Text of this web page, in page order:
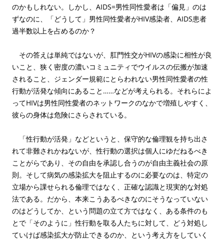
のかもしれない。しかし、AIDS=男性同性愛者は「偏見」のは
ずなのに、「どうして」男性同性愛者がHIV感染者、AIDS患者
過半数以上を占めるのか？
その答えは単純ではないが、肛門性交がHIVの感染に相性が良
いこと、狭く密度の濃いコミュニティでウイルスの伝搬が加速
されること、ジェンダー規範にとらわれない男性同性愛者の性
行動が活発な傾向にあること……などが考えられる。それらによ
ってHIVは男性同性愛者のネットワークのなかで増殖しやすく、
彼らの身体は危険にさらされている。
「性行動が活発」などというと、保守的な倫理観を持ち出さ
れて非難されかねないが、性行動の選択は個人にゆだねるべき
ことがらであり、その自由を承認し合うのが自由主義社会の原
則。そして病気の感染拡大を阻止するのに必要なのは、特定の
立場から課せられる倫理ではなく、正確な認識と現実的な対処
法である。だから、本来こうあるべきなのにそうなっていない
のはどうしてか、という問題の立て方ではなく、ある条件のも
とで「そのように」性行動を取る人たちに対して、どう対処し
ていけば感染拡大が防止できるのか、という考え方をしていく